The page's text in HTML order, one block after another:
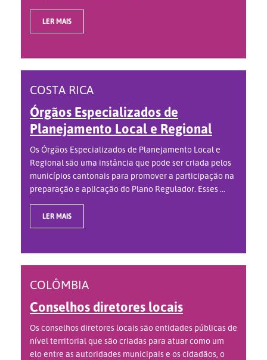
LER MAIS
COSTA RICA
Órgãos Especializados de
Planejamento Local e Regional
Os Órgãos Especializados de Planejamento Local e
Regional são uma instância que pode ser criada pelos
municípios cantonais para promover a participação na
preparação e aplicação do Plano Regulador. Esses ...
LER MAIS
COLÔMBIA
Conselhos diretores locais
Os conselhos diretores locais são entidades públicas de
nível territorial que são criadas para atuar como um
elo entre as autoridades municipais e os cidadãos, o